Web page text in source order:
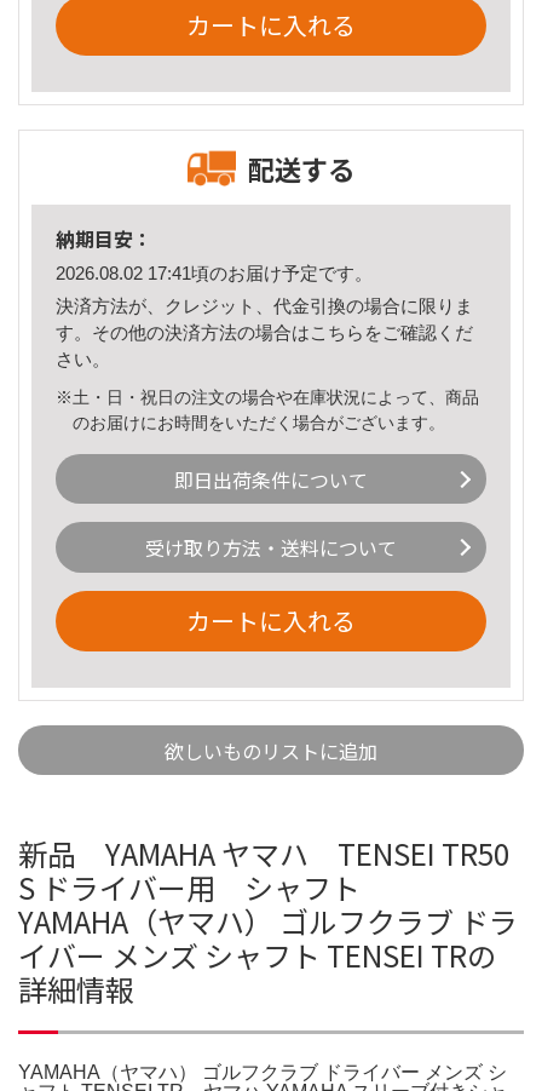
カートに入れる
配送する
納期目安：
2026.08.02 17:41頃のお届け予定です。
決済方法が、クレジット、代金引換の場合に限りま
す。その他の決済方法の場合はこちら をご確認くだ
さい。
※土・日・祝日の注文の場合や在庫状況によって、商品
のお届けにお時間をいただく場合がございます。
即日出荷条件について
受け取り方法・送料について
カートに入れる
欲しいものリストに追加
新品 YAMAHA ヤマハ TENSEI TR50
S ドライバー用 シャフト
YAMAHA（ヤマハ） ゴルフクラブ ドラ
イバー メンズ シャフト TENSEI TRの
詳細情報
YAMAHA（ヤマハ） ゴルフクラブ ドライバー メンズ シ